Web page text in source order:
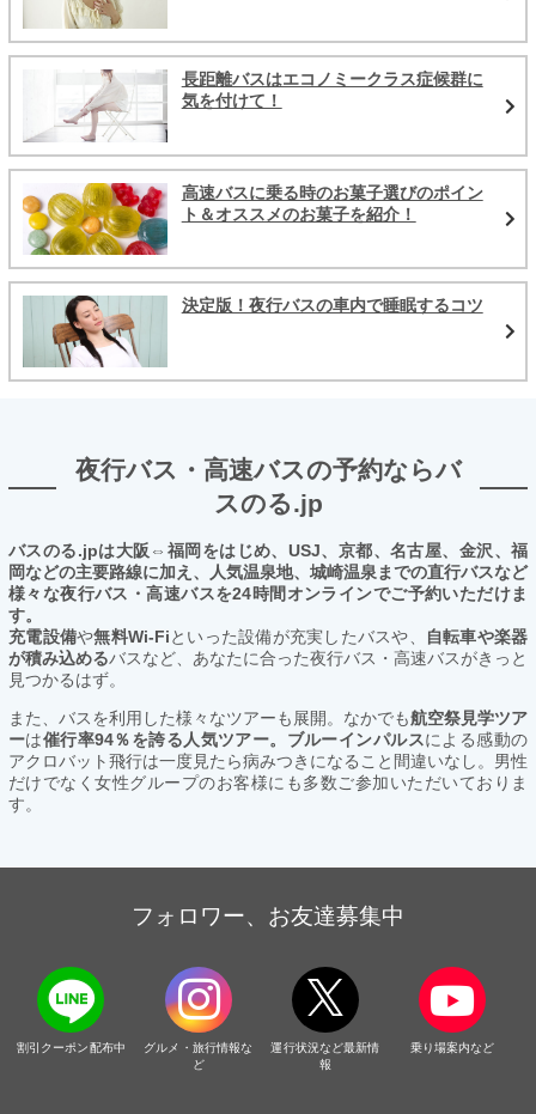
長距離バスはエコノミークラス症候群に
気を付けて！
高速バスに乗る時のお菓子選びのポイン
ト＆オススメのお菓子を紹介！
決定版！夜行バスの車内で睡眠するコツ
夜行バス・高速バスの予約ならバ
スのる.jp
バスのる.jpは大阪⇔福岡をはじめ、USJ、京都、名古屋、金沢、福
岡などの主要路線に加え、人気温泉地、城崎温泉までの直行バスなど
様々な夜行バス・高速バスを24時間オンラインでご予約いただけま
す。
充電設備や無料Wi-Fiといった設備が充実したバスや、
自転車や楽器
が積み込めるバスなど、あなたに合った夜行バス・高速バスがきっと
見つかるはず。
また、バスを利用した様々なツアーも展開。なかでも航空祭見学ツア
ーは催行率94％を誇る人気ツアー。ブルーインパルスによる感動の
アクロバット飛行は一度見たら病みつきになること間違いなし。男性
だけでなく女性グループのお客様にも多数ご参加いただいておりま
す。
フォロワー、お友達募集中
割引クーポン配布中
グルメ・旅行情報な
ど
運行状況など最新情
報
乗り場案内など